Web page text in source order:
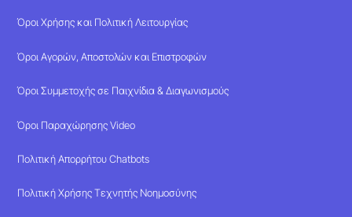
Όροι Χρήσης και Πολιτική Λειτουργίας
Όροι Αγορών, Αποστολών και Επιστροφών
Όροι Συμμετοχής σε Παιχνίδια & Διαγωνισμούς
Όροι Παραχώρησης Video
Πολιτική Απορρήτου Chatbots
Πολιτική Χρήσης Τεχνητής Νοημοσύνης